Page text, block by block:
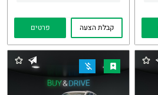
קבלת הצעה פרטים